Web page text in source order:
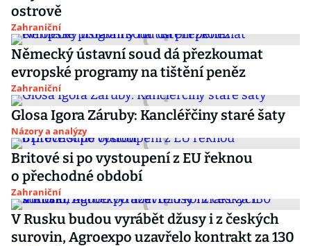
ostrově
Zahraniční
Německý ústavní soud dá přezkoumat
evropské programy na tištění peněz
Zahraniční
Glosa Igora Záruby: Kancléřčiny staré šaty
Názory a analýzy
Britové si po vystoupení z EU řeknou
o přechodné období
Zahraniční
V Rusku budou vyrábět džusy i z českých
surovin, Agroexpo uzavřelo kontrakt za 130